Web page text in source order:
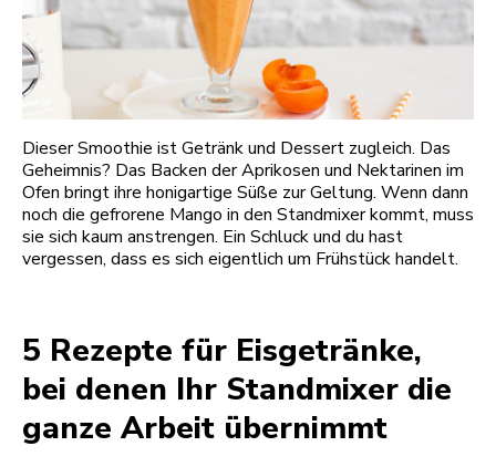
Dieser Smoothie ist Getränk und Dessert zugleich. Das
Geheimnis? Das Backen der Aprikosen und Nektarinen im
Ofen bringt ihre honigartige Süße zur Geltung. Wenn dann
noch die gefrorene Mango in den Standmixer kommt, muss
sie sich kaum anstrengen. Ein Schluck und du hast
vergessen, dass es sich eigentlich um Frühstück handelt.
5 Rezepte für Eisgetränke,
bei denen Ihr Standmixer die
ganze Arbeit übernimmt